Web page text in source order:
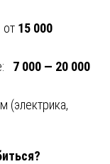
15 000
7 000 — 20 000
(электрика,